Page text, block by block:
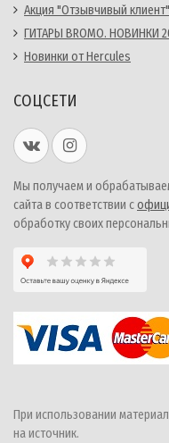
Акция "Отзывчивый клиент"
ГИТАРЫ BROMO. НОВИНКИ
Новинки от Hercules
СОЦСЕТИ
Мы получаем и
сайта в соответствии с
обработку своих
При использовании
на источник.